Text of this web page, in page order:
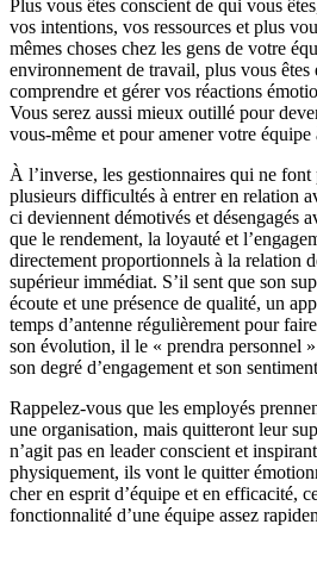
Plus vous êtes conscient de qui vous
vos intentions, vos ressources et plus
mêmes choses chez les gens de votre
environnement de travail, plus vous êtes
comprendre et gérer vos réactions
Vous serez aussi mieux outillé pour
vous-même et pour amener votre équipe
À l’inverse, les gestionnaires qui ne
plusieurs difficultés à entrer en relation
ci deviennent démotivés et désengagés
que le rendement, la loyauté et
directement proportionnels à la relation
supérieur immédiat. S’il sent que son
écoute et une présence de qualité, un
temps d’antenne régulièrement pour
son évolution, il le « prendra personnel
son degré d’engagement et son
Rappelez-vous que les employés
une organisation, mais quitteront leur
n’agit pas en leader conscient et
physiquement, ils vont le quitter
cher en esprit d’équipe et en efficacité,
fonctionnalité d’une équipe assez